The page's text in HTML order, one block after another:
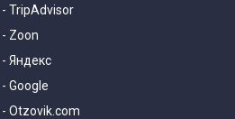
- TripAdvisor
- Zoon
- Яндекс
- Google
- Otzovik.com